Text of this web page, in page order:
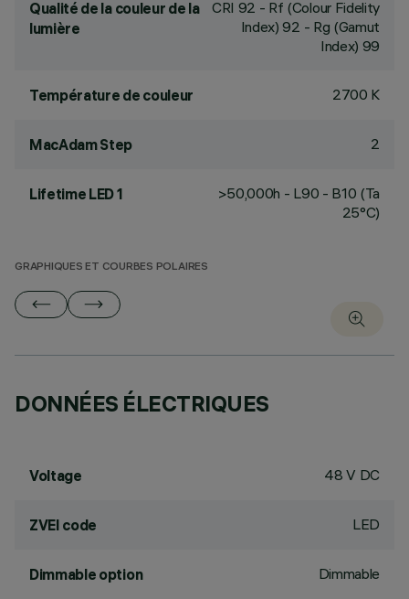
Qualité de la couleur de la
lumière
CRI 92 - Rf (Colour Fidelity
Index) 92 - Rg (Gamut
Index) 99
Température de couleur 2700 K
MacAdam Step 2
Lifetime LED 1
>50,000h - L90 - B10 (Ta
25°C)
GRAPHIQUES ET COURBES POLAIRES
DONNÉES ÉLECTRIQUES
Voltage 48 V DC
ZVEI code LED
Dimmable option Dimmable